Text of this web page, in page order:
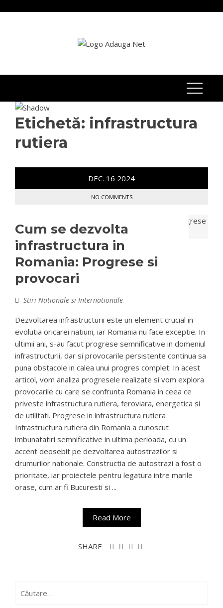
Etichetă: infrastructura
rutiera
DEC. 16 2024
NO COMMENTS
Cum se dezvolta
infrastructura in
Romania: Progrese si
provocari
Stiri Nationale si Internationale
Dezvoltarea infrastructurii este un element crucial in
evolutia oricarei natiuni, iar Romania nu face exceptie. In
ultimii ani, s-au facut progrese semnificative in domeniul
infrastructurii, dar si provocarile persistente continua sa
puna obstacole in calea unui progres complet. In acest
articol, vom analiza progresele realizate si vom explora
provocarile cu care se confrunta Romania in ceea ce
priveste infrastructura rutiera, feroviara, energetica si
de utilitati. Progrese in infrastructura rutiera
Infrastructura rutiera din Romania a cunoscut
imbunatatiri semnificative in ultima perioada, cu un
accent deosebit pe dezvoltarea autostrazilor si
drumurilor nationale. Constructia de autostrazi a fost o
prioritate, iar proiectele pentru legatura intre marile
orase, cum ar fi Bucuresti si ...
Read More
SHARE
după: